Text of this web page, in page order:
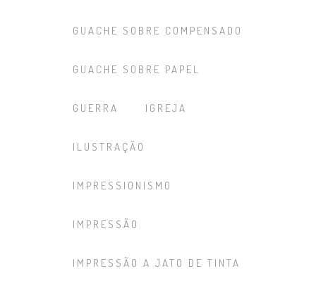
GUACHE SOBRE COMPENSADO
GUACHE SOBRE PAPEL
GUERRA IGREJA
ILUSTRAÇÃO
IMPRESSIONISMO
IMPRESSÃO
IMPRESSÃO A JATO DE TINTA